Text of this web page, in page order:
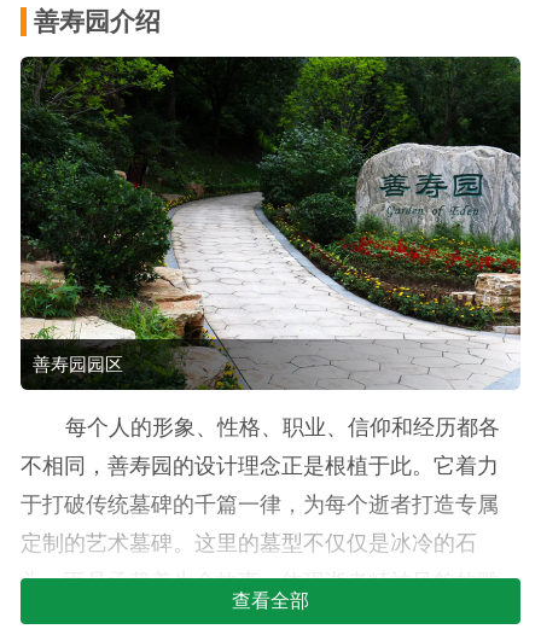
善寿园介绍
善寿园园区
每个人的形象、性格、职业、信仰和经历都各
不相同，善寿园的设计理念正是根植于此。它着力
于打破传统墓碑的千篇一律，为每个逝者打造专属
定制的艺术墓碑。这里的墓型不仅仅是冰冷的石
头，而是承载着生命故事、体现逝者精神风貌的雕
塑艺术品。
查看全部